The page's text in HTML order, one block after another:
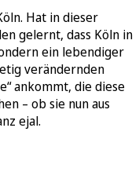
Hat in dieser
gelernt, dass Köln in
ein lebendiger
verändernden
ankommt, die diese
– ob sie nun aus
ejal.